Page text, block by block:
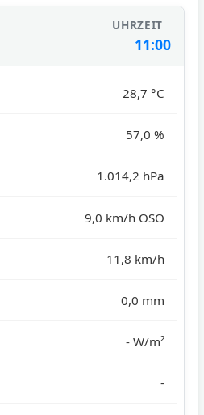
11:00
28,7 °C
57,0 %
1.014,2 hPa
9,0 km/h OSO
11,8 km/h
0,0 mm
- W/m²
-